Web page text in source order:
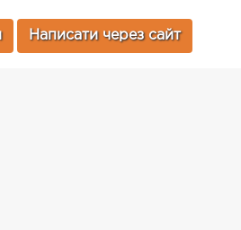
Написати через сайт